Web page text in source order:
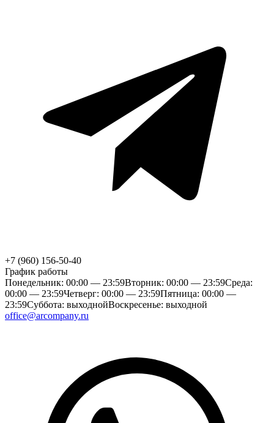
+7 (960) 156-50-40
График работы
Понедельник: 00:00 — 23:59Вторник: 00:00 — 23:59Среда:
00:00 — 23:59Четверг: 00:00 — 23:59Пятница: 00:00 —
23:59Суббота: выходнойВоскресенье: выходной
office@arcompany.ru